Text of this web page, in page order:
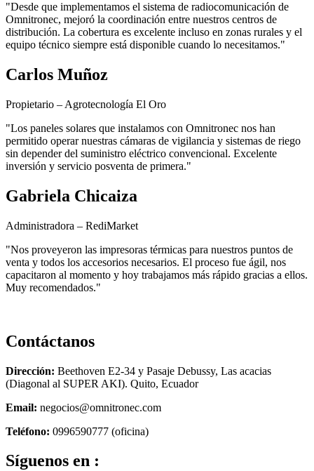
"Desde que implementamos el sistema de radiocomunicación de
Omnitronec, mejoró la coordinación entre nuestros centros de
distribución. La cobertura es excelente incluso en zonas rurales y el
equipo técnico siempre está disponible cuando lo necesitamos."
Carlos Muñoz
Propietario – Agrotecnología El Oro
"Los paneles solares que instalamos con Omnitronec nos han
permitido operar nuestras cámaras de vigilancia y sistemas de riego
sin depender del suministro eléctrico convencional. Excelente
inversión y servicio posventa de primera."
Gabriela Chicaiza
Administradora – RediMarket
"Nos proveyeron las impresoras térmicas para nuestros puntos de
venta y todos los accesorios necesarios. El proceso fue ágil, nos
capacitaron al momento y hoy trabajamos más rápido gracias a ellos.
Muy recomendados."
Contáctanos
Dirección: Beethoven E2-34 y Pasaje Debussy, Las acacias
(Diagonal al SUPER AKI). Quito, Ecuador
Email: negocios@omnitronec.com
Teléfono: 0996590777 (oficina)
Síguenos en :